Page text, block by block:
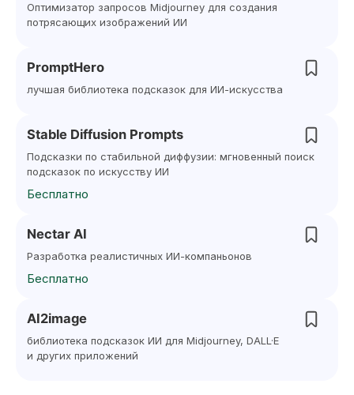
Оптимизатор запросов Midjourney для создания
потрясающих изображений ИИ
PromptHero
лучшая библиотека подсказок для ИИ-искусства
Stable Diffusion Prompts
Подсказки по стабильной диффузии: мгновенный поиск
подсказок по искусству ИИ
Бесплатно
Nectar AI
Разработка реалистичных ИИ-компаньонов
Бесплатно
AI2image
библиотека подсказок ИИ для Midjourney, DALL·E
и других приложений